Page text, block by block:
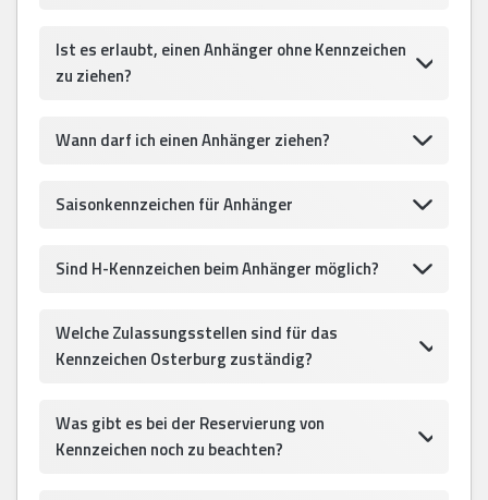
Ist es erlaubt, einen Anhänger ohne Kennzeichen
zu ziehen?
Wann darf ich einen Anhänger ziehen?
Saisonkennzeichen für Anhänger
Sind H-Kennzeichen beim Anhänger möglich?
Welche Zulassungsstellen sind für das
Kennzeichen Osterburg zuständig?
Was gibt es bei der Reservierung von
Kennzeichen noch zu beachten?